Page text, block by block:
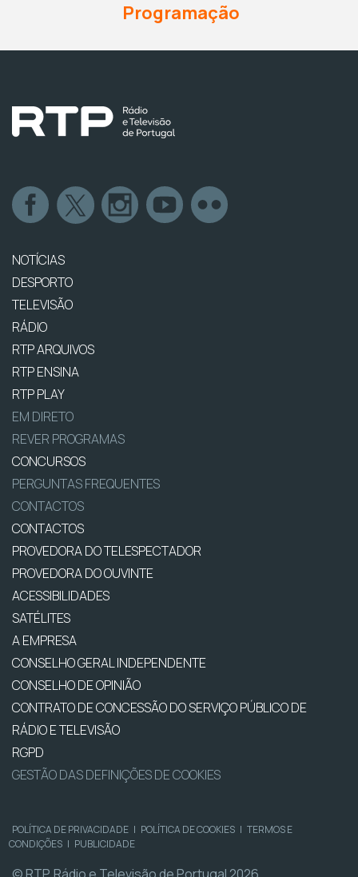
Programação
NOTÍCIAS
DESPORTO
TELEVISÃO
RÁDIO
RTP ARQUIVOS
RTP ENSINA
RTP PLAY
EM DIRETO
REVER PROGRAMAS
CONCURSOS
PERGUNTAS FREQUENTES
CONTACTOS
CONTACTOS
PROVEDORA DO TELESPECTADOR
PROVEDORA DO OUVINTE
ACESSIBILIDADES
SATÉLITES
A EMPRESA
CONSELHO GERAL INDEPENDENTE
CONSELHO DE OPINIÃO
CONTRATO DE CONCESSÃO DO SERVIÇO PÚBLICO DE
RÁDIO E TELEVISÃO
RGPD
GESTÃO DAS DEFINIÇÕES DE COOKIES
POLÍTICA DE PRIVACIDADE | POLÍTICA DE COOKIES | TERMOS E
CONDIÇÕES | PUBLICIDADE